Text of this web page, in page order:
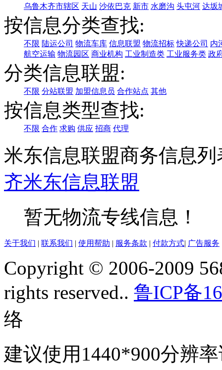
乌鲁木齐市辖区 天山 沙依巴克 新市 水磨沟 头屯河 达坂
按信息分类查找:
不限 陆运公司 物流车库 信息联盟 物流招标 快递公司 内
航空运输 物流园区 商业机构 工业制造类 工业服务类 政
分类信息联盟:
不限 分站联盟 加盟信息员 合作站点 其他
按信息类型查找:
不限 合作 求购 供应 招商 代理
米东信息联盟商务信息列
齐米东信息联盟
暂无物流专线信息！
关于我们 | 联系我们 | 使用帮助 | 服务条款 | 付款方式| 广告服务
Copyright © 2006-2009
rights reserved.. 鲁ICP备
络
建议使用1440*900分辨